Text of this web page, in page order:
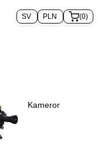
(0)
Kameror